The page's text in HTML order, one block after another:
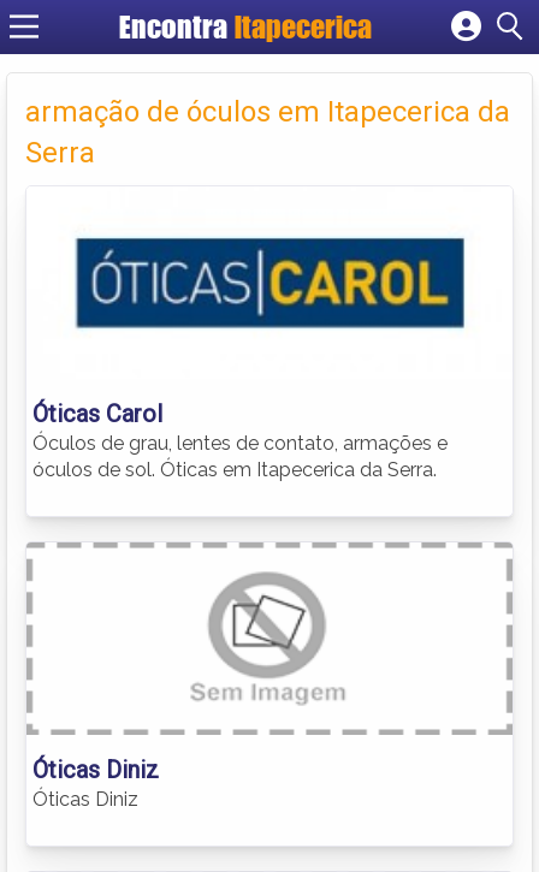
Encontra Itapecerica
Cadastrar empresa
Criar conta
armação de óculos em Itapecerica da
Serra
Óticas Carol
Óculos de grau, lentes de contato, armações e
óculos de sol. Óticas em Itapecerica da Serra.
Óticas Diniz
Óticas Diniz